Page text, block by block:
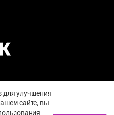
и политика
улучшения
сайте, вы